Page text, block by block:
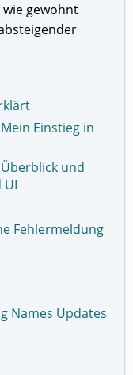
wie gewohnt
Einstieg in
und
UI
Fehlermeldung
Names Updates